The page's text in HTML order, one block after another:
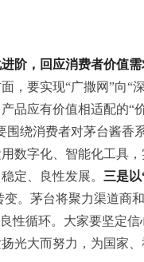
阶，回应消费者价值需
，要实现“广撒网”向“
品应有价值相适配的“
围绕消费者对茅台酱香
数字化、智能化工具
定、良性发展。 三是以
变。茅台将聚力渠道商
性循环。大家要坚定信
光大而努力，为国家、